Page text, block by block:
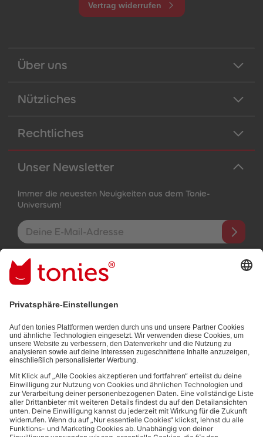
Vertrag widerrufen
Über uns
Nützliches
Rechtliches
Unser Newsletter
Immer die neuesten Neuigkeiten aus dem Tonie-
Universum!
E-Mail-Addresse
Mit dem Absenden abonnierst du unseren E-Mail-Newsletter, der
auf den von dir bereitgestellten Informationen (z.B. Account-
informationen) und den von dir zu Werbezwecken bereitgestellten
Datenschutzbestimmungen.
Bezahlmethoden:
Links zu sozialen Netzwerken